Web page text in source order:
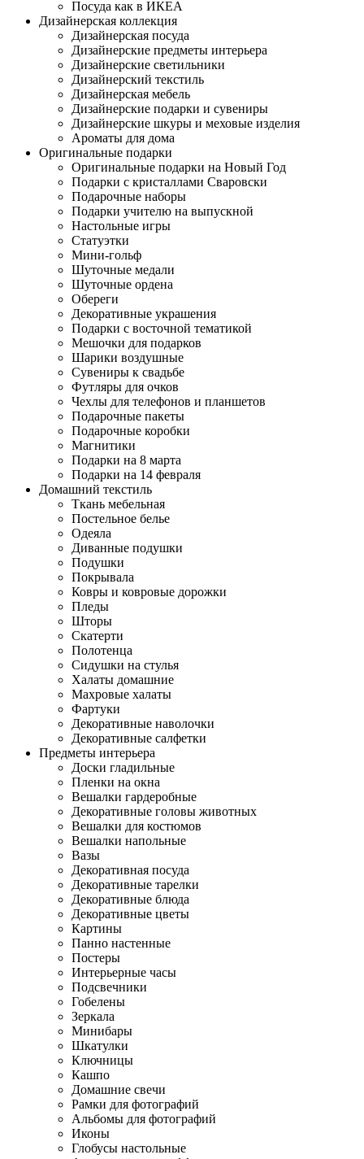
Посуда как в ИКЕА
Дизайнерская коллекция
Дизайнерская посуда
Дизайнерские предметы интерьера
Дизайнерские светильники
Дизайнерский текстиль
Дизайнерская мебель
Дизайнерские подарки и сувениры
Дизайнерские шкуры и меховые изделия
Ароматы для дома
Оригинальные подарки
Оригинальные подарки на Новый Год
Подарки с кристаллами Сваровски
Подарочные наборы
Подарки учителю на выпускной
Настольные игры
Статуэтки
Мини-гольф
Шуточные медали
Шуточные ордена
Обереги
Декоративные украшения
Подарки с восточной тематикой
Мешочки для подарков
Шарики воздушные
Сувениры к свадьбе
Футляры для очков
Чехлы для телефонов и планшетов
Подарочные пакеты
Подарочные коробки
Магнитики
Подарки на 8 марта
Подарки на 14 февраля
Домашний текстиль
Ткань мебельная
Постельное белье
Одеяла
Диванные подушки
Подушки
Покрывала
Ковры и ковровые дорожки
Пледы
Шторы
Скатерти
Полотенца
Сидушки на стулья
Халаты домашние
Махровые халаты
Фартуки
Декоративные наволочки
Декоративные салфетки
Предметы интерьера
Доски гладильные
Пленки на окна
Вешалки гардеробные
Декоративные головы животных
Вешалки для костюмов
Вешалки напольные
Вазы
Декоративная посуда
Декоративные тарелки
Декоративные блюда
Декоративные цветы
Картины
Панно настенные
Постеры
Интерьерные часы
Подсвечники
Гобелены
Зеркала
Минибары
Шкатулки
Ключницы
Кашпо
Домашние свечи
Рамки для фотографий
Альбомы для фотографий
Иконы
Глобусы настольные